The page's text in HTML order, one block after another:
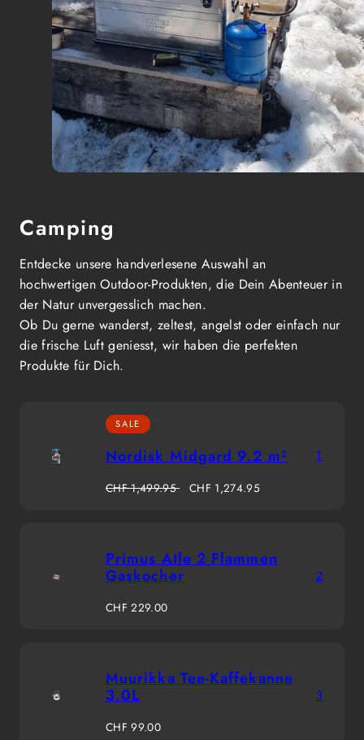
4
Camping
Entdecke unsere handverlesene Auswahl an
hochwertigen Outdoor-Produkten, die Dein Abenteuer in
der Natur unvergesslich machen.
Ob Du gerne wanderst, zeltest, angelst oder einfach nur
die frische Luft geniesst, wir haben die perfekten
Produkte für Dich.
SALE
Nordisk Midgard 9.2 m²
Regulärer
CHF 1,499.95 Verkaufspreis
CHF 1,274.95
1
Primus Atle 2 Flammen
Gaskocher
Regulärer
CHF 229.00
2
Muurikka Tee-Kaffekanne
3.0L
Regulärer
CHF 99.00
3